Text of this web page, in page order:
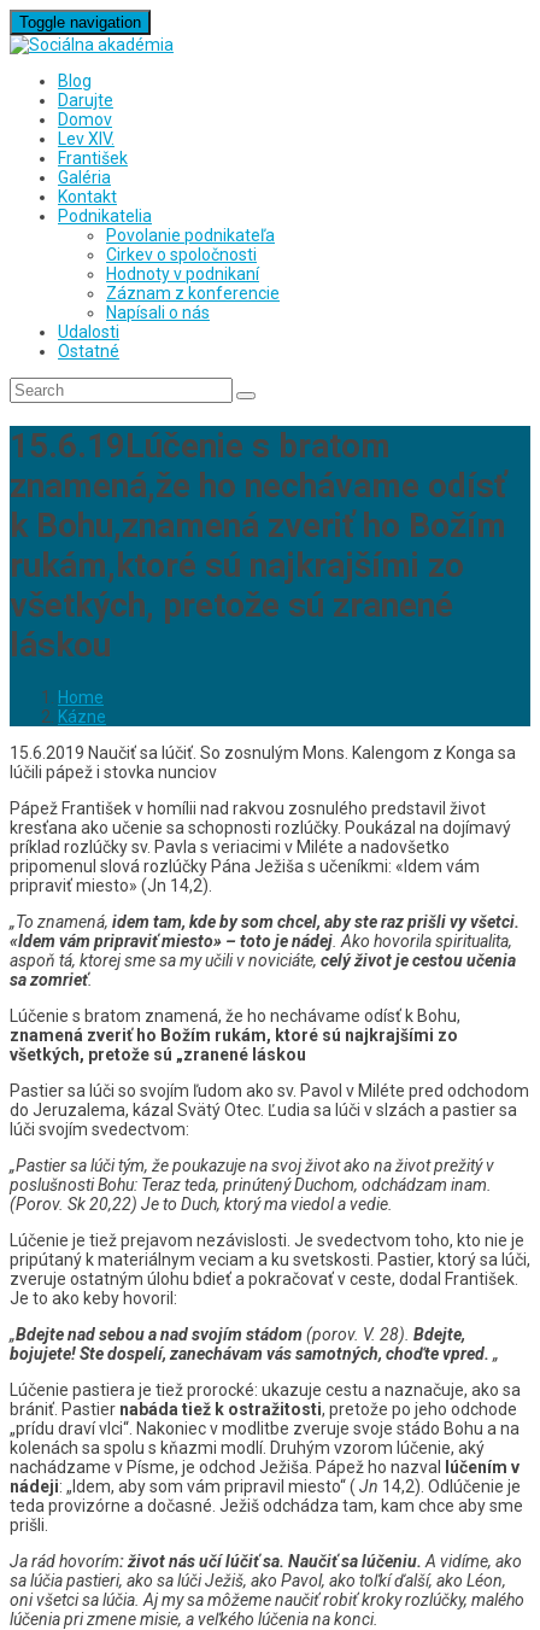
Toggle navigation
Blog
Darujte
Domov
Lev XIV.
František
Galéria
Kontakt
Podnikatelia
Povolanie podnikateľa
Cirkev o spoločnosti
Hodnoty v podnikaní
Záznam z konferencie
Napísali o nás
Udalosti
Ostatné
15.6.19Lúčenie s bratom
znamená,že ho nechávame odísť
k Bohu,znamená zveriť ho Božím
rukám,ktoré sú najkrajšími zo
všetkých, pretože sú zranené
láskou
Home
Kázne
15.6.2019 Naučiť sa lúčiť. So zosnulým Mons. Kalengom z Konga sa
lúčili pápež i stovka nunciov
Pápež František v homílii nad rakvou zosnulého predstavil život
kresťana ako učenie sa schopnosti rozlúčky. Poukázal na dojímavý
príklad rozlúčky sv. Pavla s veriacimi v Miléte a nadovšetko
pripomenul slová rozlúčky Pána Ježiša s učeníkmi: «Idem vám
pripraviť miesto» (Jn 14,2).
„To znamená, idem tam, kde by som chcel, aby ste raz prišli vy všetci.
«Idem vám pripraviť miesto» – toto je nádej . Ako hovorila spiritualita,
aspoň tá, ktorej sme sa my učili v noviciáte, celý život je cestou učenia
sa zomrieť.
Lúčenie s bratom znamená, že ho nechávame odísť k Bohu,
znamená zveriť ho Božím rukám, ktoré sú najkrajšími zo
všetkých, pretože sú „zranené láskou
Pastier sa lúči so svojím ľudom ako sv. Pavol v Miléte pred odchodom
do Jeruzalema, kázal Svätý Otec. Ľudia sa lúči v slzách a pastier sa
lúči svojím svedectvom:
„Pastier sa lúči tým, že poukazuje na svoj život ako na život prežitý v
poslušnosti Bohu: Teraz teda, prinútený Duchom, odchádzam inam.
(Porov. Sk 20,22) Je to Duch, ktorý ma viedol a vedie.
Lúčenie je tiež prejavom nezávislosti. Je svedectvom toho, kto nie je
pripútaný k materiálnym veciam a ku svetskosti. Pastier, ktorý sa lúči,
zveruje ostatným úlohu bdieť a pokračovať v ceste, dodal František.
Je to ako keby hovoril:
„Bdejte nad sebou a nad svojím stádom (porov. V. 28). Bdejte,
bojujete! Ste dospelí, zanechávam vás samotných, choďte vpred. „
Lúčenie pastiera je tiež prorocké: ukazuje cestu a naznačuje, ako sa
brániť. Pastier nabáda tiež k ostražitosti, pretože po jeho odchode
„prídu draví vlci“. Nakoniec v modlitbe zveruje svoje stádo Bohu a na
kolenách sa spolu s kňazmi modlí. Druhým vzorom lúčenie, aký
nachádzame v Písme, je odchod Ježiša. Pápež ho nazval lúčením v
nádeji: „Idem, aby som vám pripravil miesto“ (Jn 14,2). Odlúčenie je
teda provizórne a dočasné. Ježiš odchádza tam, kam chce aby sme
prišli.
Ja rád hovorím: život nás učí lúčiť sa. Naučiť sa lúčeniu. A vidíme, ako
sa lúčia pastieri, ako sa lúči Ježiš, ako Pavol, ako toľkí ďalší, ako Léon,
oni všetci sa lúčia. Aj my sa môžeme naučiť robiť kroky rozlúčky, malého
lúčenia pri zmene misie, a veľkého lúčenia na konci.